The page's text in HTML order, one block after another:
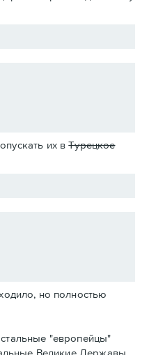
их вТурецкое
но полностью
"европейцы"